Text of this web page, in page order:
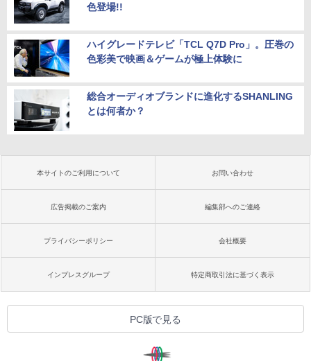
色登場!!
ハイグレードテレビ「TCL Q7D Pro」。圧巻の
色彩美で映画＆ゲームが極上体験に
総合オーディオブランドに進化するSHANLING
とは何者か？
本サイトのご利用について お問い合わせ
広告掲載のご案内 編集部へのご連絡
プライバシーポリシー 会社概要
インプレスグループ 特定商取引法に基づく表示
PC版で見る